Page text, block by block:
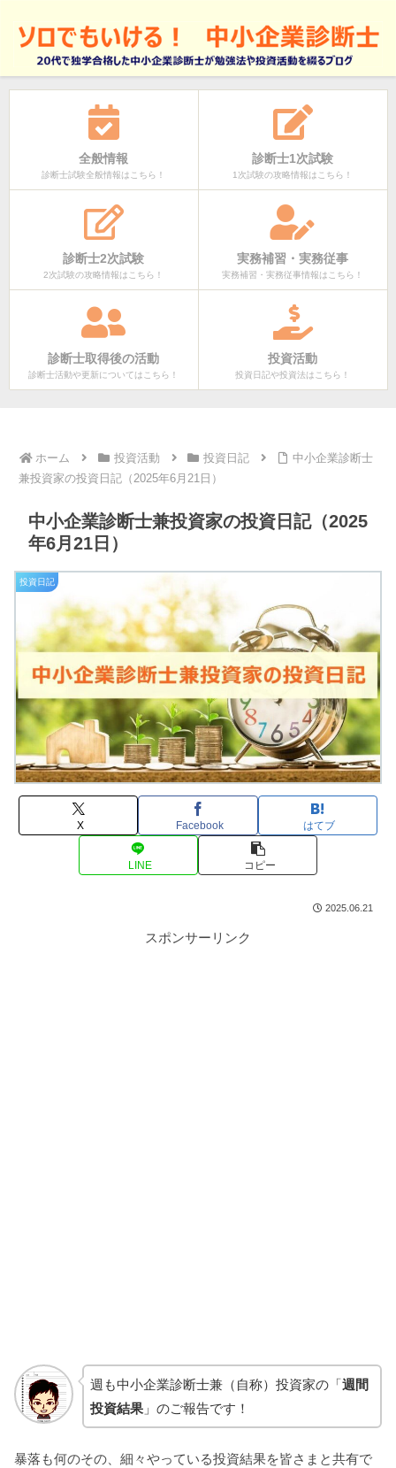
全般情報
診断士試験全般情報はこちら！
診断士1次試験
1次試験の攻略情報はこちら！
診断士2次試験
2次試験の攻略情報はこちら！
実務補習・実務従事
実務補習・実務従事情報はこちら！
診断士取得後の活動
診断士活動や更新についてはこちら！
投資活動
投資日記や投資法はこちら！
ホーム 投資活動 投資日記
中小企業診断士
兼投資家の投資日記（2025年6月21日）
中小企業診断士兼投資家の投資日記（2025
年6月21日）
投資日記
X Facebook はてブ
LINE コピー
2025.06.21
スポンサーリンク
週も中小企業診断士兼（自称）投資家の「週間
投資結果」のご報告です！
暴落も何のその、細々やっている投資結果を皆さまと共有で